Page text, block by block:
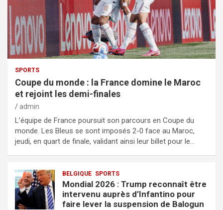
SPORTS
Coupe du monde : la France domine le Maroc
et rejoint les demi-finales
admin
L’équipe de France poursuit son parcours en Coupe du
monde. Les Bleus se sont imposés 2-0 face au Maroc,
jeudi, en quart de finale, validant ainsi leur billet pour le…
BELGIQUE SPORTS
Mondial 2026 : Trump reconnaît être
intervenu auprès d’Infantino pour
faire lever la suspension de Balogun